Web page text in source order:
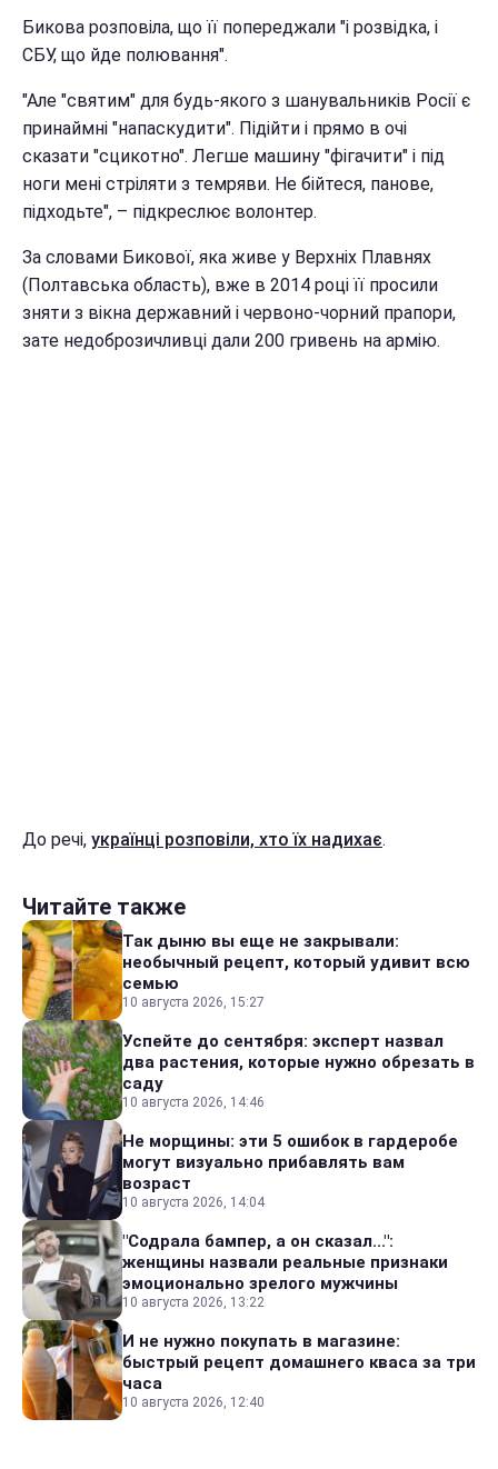
Бикова розповіла, що її попереджали "і розвідка, і
СБУ, що йде полювання".
"Але "святим" для будь-якого з шанувальників Росії є
принаймні "напаскудити". Підійти і прямо в очі
сказати "сцикотно". Легше машину "фігачити" і під
ноги мені стріляти з темряви. Не бійтеся, панове,
підходьте", – підкреслює волонтер.
За словами Бикової, яка живе у Верхніх Плавнях
(Полтавська область), вже в 2014 році її просили
зняти з вікна державний і червоно-чорний прапори,
зате недоброзичливці дали 200 гривень на армію.
До речі, українці розповіли, хто їх надихає.
Читайте также
Так дыню вы еще не закрывали:
необычный рецепт, который удивит всю
семью
10 августа 2026, 15:27
Успейте до сентября: эксперт назвал
два растения, которые нужно обрезать в
саду
10 августа 2026, 14:46
Не морщины: эти 5 ошибок в гардеробе
могут визуально прибавлять вам
возраст
10 августа 2026, 14:04
"Содрала бампер, а он сказал...":
женщины назвали реальные признаки
эмоционально зрелого мужчины
10 августа 2026, 13:22
И не нужно покупать в магазине:
быстрый рецепт домашнего кваса за три
часа
10 августа 2026, 12:40